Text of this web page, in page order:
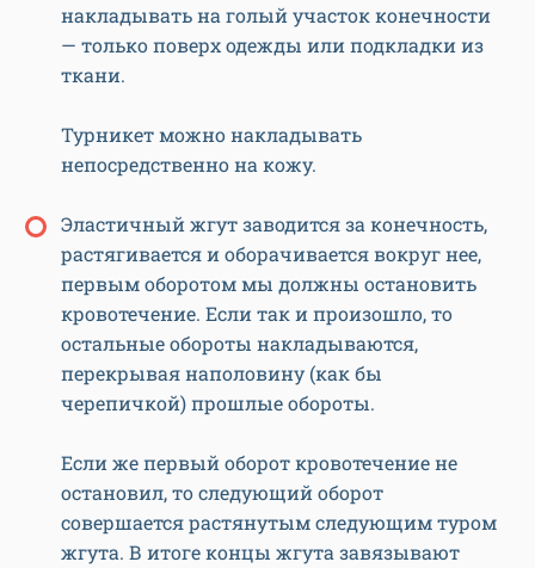
накладывать на голый участок конечности
— только поверх одежды или подкладки из
ткани.
Турникет можно накладывать
непосредственно на кожу.
Эластичный жгут заводится за конечность,
растягивается и оборачивается вокруг нее,
первым оборотом мы должны остановить
кровотечение. Если так и произошло, то
остальные обороты накладываются,
перекрывая наполовину (как бы
черепичкой) прошлые обороты.
Если же первый оборот кровотечение не
остановил, то следующий оборот
совершается растянутым следующим туром
жгута. В итоге концы жгута завязывают